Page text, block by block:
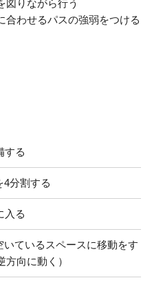
図りながら行う
合わせるパスの強弱をつける
する
4分割する
入る
いているスペースに移動をす
向に動く）